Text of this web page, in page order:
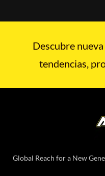
Descubre
tendencias,
Global Reach for a New